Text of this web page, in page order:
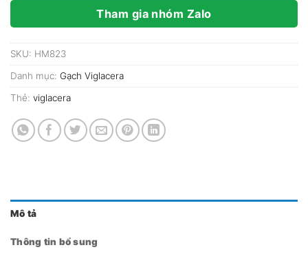
Tham gia nhóm Zalo
SKU: HM823
Danh mục: Gạch Viglacera
Thẻ: viglacera
Mô tả
Thông tin bổ sung